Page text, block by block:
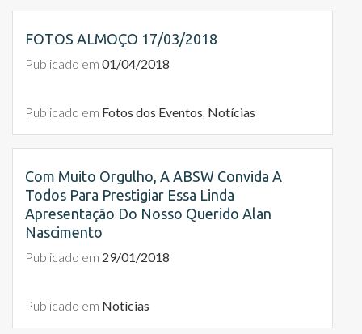
FOTOS ALMOÇO 17/03/2018
Publicado em 01/04/2018
Publicado em Fotos dos Eventos Notícias
Com Muito Orgulho, A ABSW Convida A
Todos Para Prestigiar Essa Linda
Apresentação Do Nosso Querido Alan
Nascimento
Publicado em 29/01/2018
Publicado em Notícias